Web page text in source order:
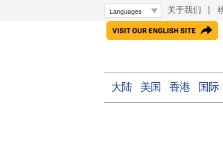
关于我们 |
大陆 美国 香港 国际